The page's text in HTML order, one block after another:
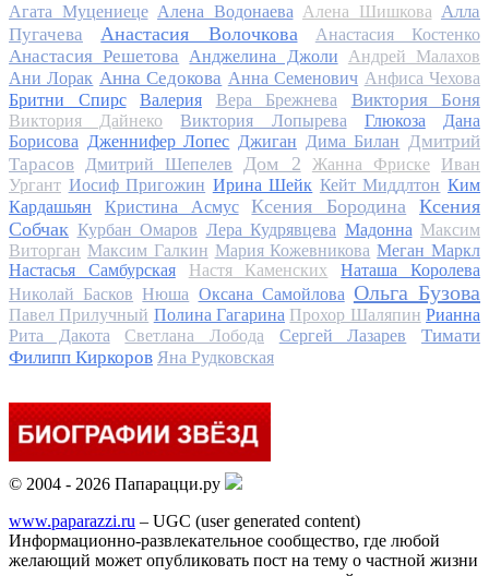
Агата Муцениеце Алена Водонаева Алена Шишкова Алла
Пугачева
Анастасия Волочкова Анастасия Костенко
Анастасия Решетова Анджелина Джоли
Андрей Малахов
Ани Лорак Анна Седокова Анна Семенович Анфиса Чехова
Бритни Спирс
Валерия Вера Брежнева Виктория Боня
Виктория Дайнеко Виктория Лопырева Глюкоза
Дана
Борисова Дженнифер Лопес Джиган Дима Билан Дмитрий
Тарасов
Дмитрий Шепелев Дом 2 Жанна Фриске
Иван
Ургант Иосиф Пригожин Ирина Шейк Кейт Миддлтон Ким
Кардашьян
Кристина Асмус Ксения Бородина
Ксения
Собчак Курбан Омаров Лера Кудрявцева Мадонна Максим
Виторган Максим Галкин Мария Кожевникова Меган Маркл
Настасья Самбурская
Настя Каменских
Наташа Королева
Николай Басков Нюша Оксана Самойлова Ольга Бузова
Павел Прилучный Полина Гагарина Прохор Шаляпин Рианна
Рита Дакота
Светлана Лобода Сергей Лазарев
Тимати
Филипп Киркоров Яна Рудковская
© 2004 - 2026 Папарацци.ру
www.paparazzi.ru – UGC (user generated content)
Информационно-развлекательное сообщество, где любой
желающий может опубликовать пост на тему о частной жизни